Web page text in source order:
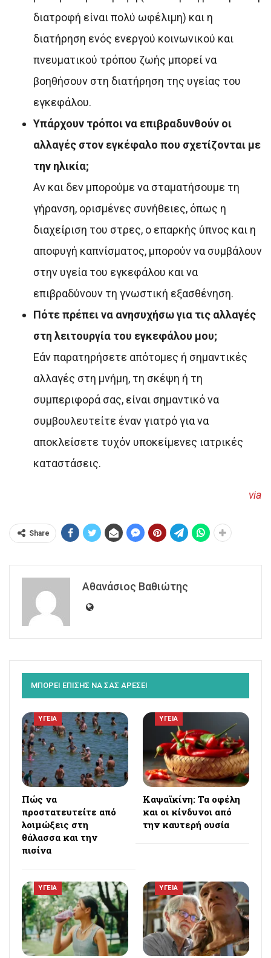
διατροφή είναι πολύ ωφέλιμη) και η
διατήρηση ενός ενεργού κοινωνικού και
πνευματικού τρόπου ζωής μπορεί να
βοηθήσουν στη διατήρηση της υγείας του
εγκεφάλου.
Υπάρχουν τρόποι να επιβραδυνθούν οι
αλλαγές στον εγκέφαλο που σχετίζονται με
την ηλικία;
Αν και δεν μπορούμε να σταματήσουμε τη
γήρανση, ορισμένες συνήθειες, όπως η
διαχείριση του στρες, ο επαρκής ύπνος και η
αποφυγή καπνίσματος, μπορούν να συμβάλουν
στην υγεία του εγκεφάλου και να
επιβραδύνουν τη γνωστική εξασθένηση.
Πότε πρέπει να ανησυχήσω για τις αλλαγές
στη λειτουργία του εγκεφάλου μου;
Εάν παρατηρήσετε απότομες ή σημαντικές
αλλαγές στη μνήμη, τη σκέψη ή τη
συμπεριφορά σας, είναι σημαντικό να
συμβουλευτείτε έναν γιατρό για να
αποκλείσετε τυχόν υποκείμενες ιατρικές
καταστάσεις.
via
Share
Αθανάσιος Βαθιώτης
ΜΠΟΡΕΙ ΕΠΙΣΗΣ ΝΑ ΣΑΣ ΑΡΕΣΕΙ
ΥΓΕΙΑ
Πώς να
προστατευτείτε από
λοιμώξεις στη
θάλασσα και την
πισίνα
ΥΓΕΙΑ
Καψαϊκίνη: Τα οφέλη
και οι κίνδυνοι από
την καυτερή ουσία
ΥΓΕΙΑ ΥΓΕΙΑ